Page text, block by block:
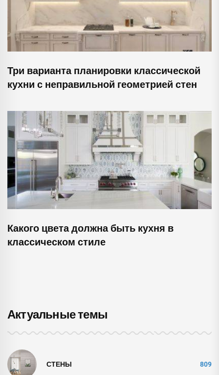
Три варианта планировки классической
кухни с неправильной геометрией стен
Какого цвета должна быть кухня в
классическом стиле
Актуальные темы
СТЕНЫ 809